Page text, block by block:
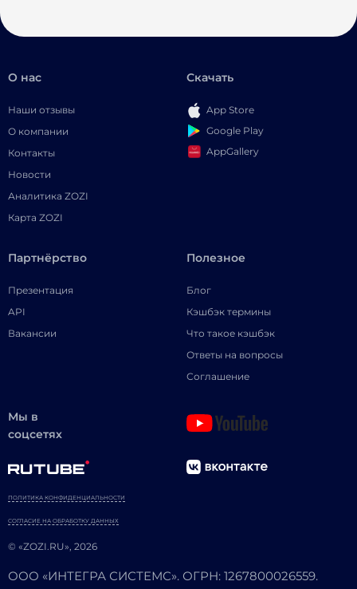
О нас
Наши отзывы
О компании
Контакты
Новости
Аналитика ZOZI
Карта ZOZI
Скачать
App Store
Google Play
AppGallery
Партнёрство
Презентация
API
Вакансии
Полезное
Блог
Кэшбэк термины
Что такое кэшбэк
Ответы на вопросы
Соглашение
Мы в
соцсетях
© «ZOZI.RU», 2026
ПОЛИТИКА КОНФИДЕНЦИАЛЬНОСТИ
СОГЛАСИЕ НА ОБРАБОТКУ ДАННЫХ
ООО «ИНТЕГРА СИСТЕМС». ОГРН: 1267800026559.